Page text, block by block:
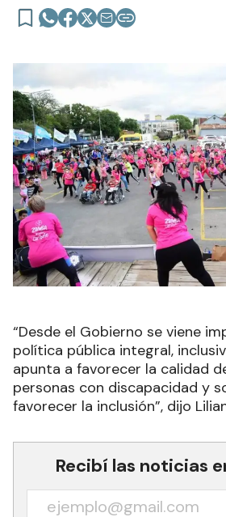
“Desde el Gobierno se viene
política pública integral,
apunta a favorecer la calidad
personas con discapacidad y
favorecer la inclusión”, dijo
Recibí las noticias